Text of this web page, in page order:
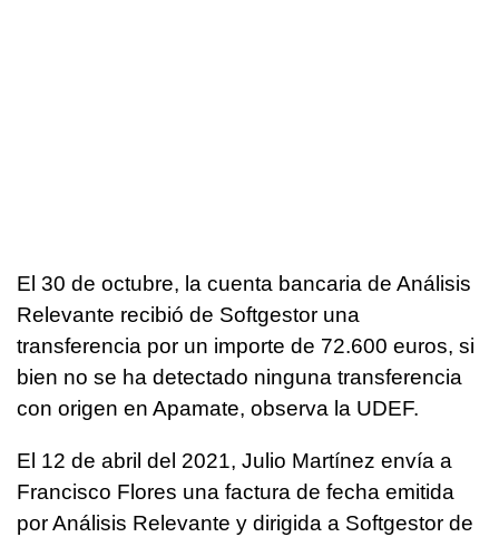
El 30 de octubre, la cuenta bancaria de Análisis
Relevante recibió de Softgestor una
transferencia por un importe de 72.600 euros, si
bien no se ha detectado ninguna transferencia
con origen en Apamate, observa la UDEF.
El 12 de abril del 2021, Julio Martínez envía a
Francisco Flores una factura de fecha emitida
por Análisis Relevante y dirigida a Softgestor de